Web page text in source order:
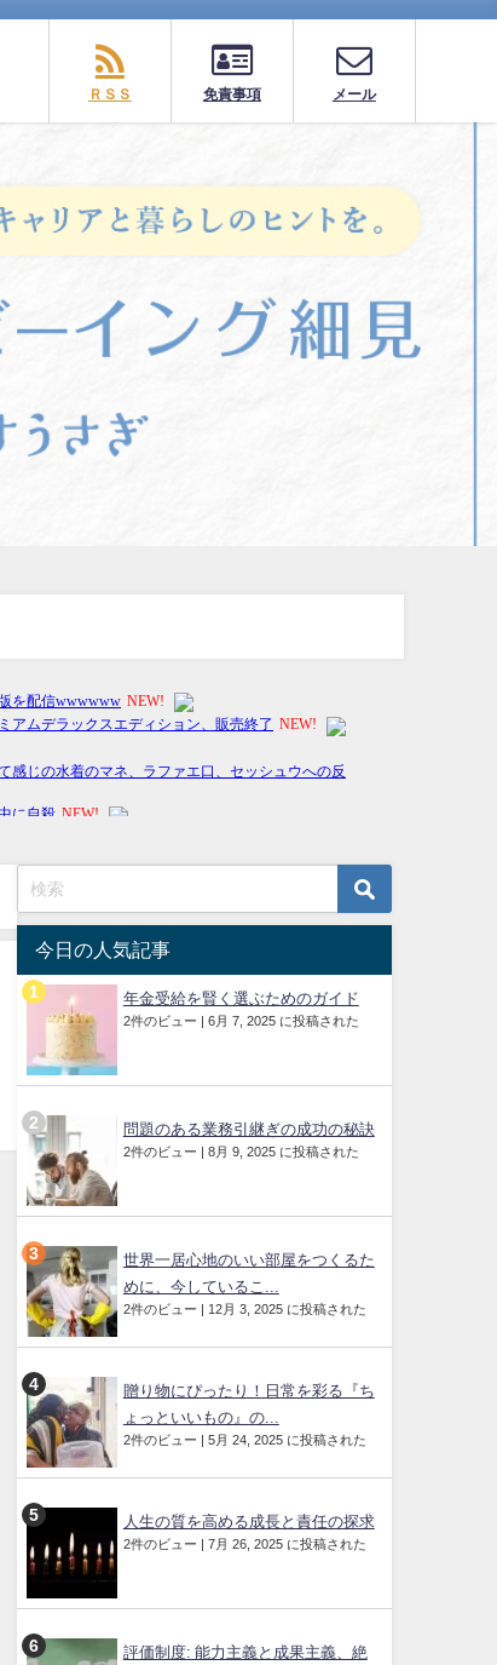
ＲＳＳ 免責事項 メール
今日の人気記事
年金受給を賢く選ぶためのガイド
2件のビュー | 6月 7, 2025 に投稿された
問題のある業務引継ぎの成功の秘訣
2件のビュー | 8月 9, 2025 に投稿された
世界一居心地のいい部屋をつくるた
めに、今しているこ...
2件のビュー | 12月 3, 2025 に投稿された
贈り物にぴったり！日常を彩る『ち
ょっといいもの』の...
2件のビュー | 5月 24, 2025 に投稿された
人生の質を高める成長と責任の探求
2件のビュー | 7月 26, 2025 に投稿された
評価制度: 能力主義と成果主義、絶